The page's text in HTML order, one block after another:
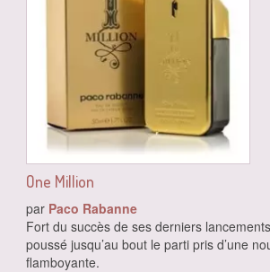
One Million
par Paco Rabanne
Fort du succès de ses derniers
poussé jusqu’au bout le parti pris d’une
flamboyante.